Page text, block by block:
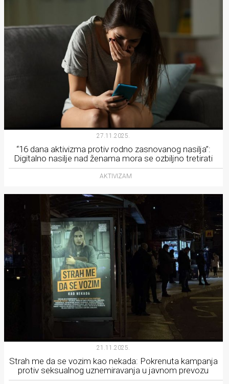
27.11.2025.
“16 dana aktivizma protiv rodno zasnovanog nasilja”:
Digitalno nasilje nad ženama mora se ozbiljno tretirati
AKTIVIZAM
21.11.2025.
Strah me da se vozim kao nekada: Pokrenuta kampanja
protiv seksualnog uznemiravanja u javnom prevozu